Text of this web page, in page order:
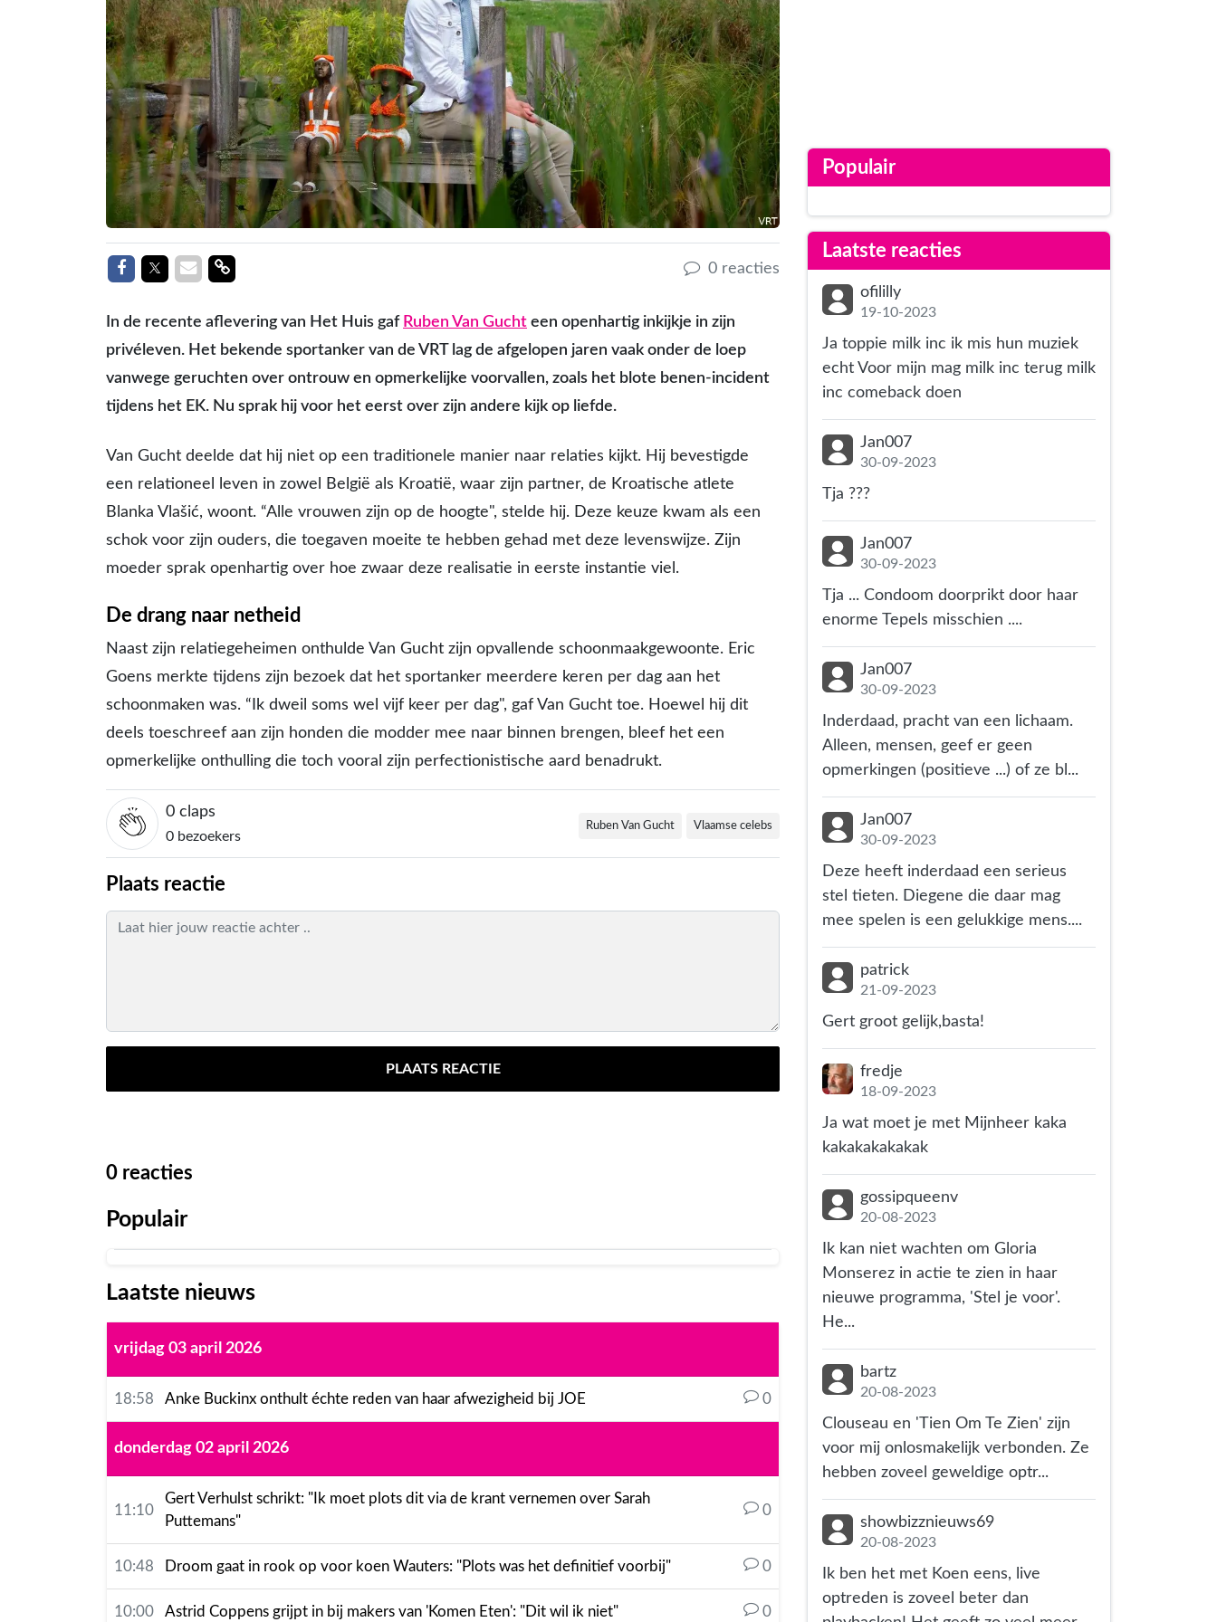
Delen op Facebook
Delen op Twitter
Delen via Mail
Delen link 0 reacties
In de recente aflevering van Het Huis gaf Ruben Van Gucht een openhartig inkijkje in zijn
privéleven. Het bekende sportanker van de VRT lag de afgelopen jaren vaak onder de loep
vanwege geruchten over ontrouw en opmerkelijke voorvallen, zoals het blote benen-incident
tijdens het EK. Nu sprak hij voor het eerst over zijn andere kijk op liefde.
Van Gucht deelde dat hij niet op een traditionele manier naar relaties kijkt. Hij bevestigde
een relationeel leven in zowel België als Kroatië, waar zijn partner, de Kroatische atlete
Blanka Vlašić, woont. “Alle vrouwen zijn op de hoogte", stelde hij. Deze keuze kwam als een
schok voor zijn ouders, die toegaven moeite te hebben gehad met deze levenswijze. Zijn
moeder sprak openhartig over hoe zwaar deze realisatie in eerste instantie viel.
De drang naar netheid
Naast zijn relatiegeheimen onthulde Van Gucht zijn opvallende schoonmaakgewoonte. Eric
Goens merkte tijdens zijn bezoek dat het sportanker meerdere keren per dag aan het
schoonmaken was. “Ik dweil soms wel vijf keer per dag", gaf Van Gucht toe. Hoewel hij dit
deels toeschreef aan zijn honden die modder mee naar binnen brengen, bleef het een
opmerkelijke onthulling die toch vooral zijn perfectionistische aard benadrukt.
0 claps
0 bezoekers
Ruben Van Gucht Vlaamse celebs
Plaats reactie
PLAATS REACTIE
0 reacties
Populair
Laatste nieuws
vrijdag 03 april 2026
18:58 Anke Buckinx onthult échte reden van haar afwezigheid bij JOE 0
donderdag 02 april 2026
11:10
Gert Verhulst schrikt: "Ik moet plots dit via de krant vernemen over Sarah
Puttemans"
0
10:48 Droom gaat in rook op voor koen Wauters: "Plots was het definitief voorbij" 0
10:00 Astrid Coppens grijpt in bij makers van 'Komen Eten': "Dit wil ik niet" 0
Populair
Laatste reacties
ofililly
19-10-2023
Ja toppie milk inc ik mis hun muziek
echt Voor mijn mag milk inc terug milk
inc comeback doen
Jan007
30-09-2023
Tja ???
Jan007
30-09-2023
Tja ... Condoom doorprikt door haar
enorme Tepels misschien ....
Jan007
30-09-2023
Inderdaad, pracht van een lichaam.
Alleen, mensen, geef er geen
opmerkingen (positieve ...) of ze bl...
Jan007
30-09-2023
Deze heeft inderdaad een serieus
stel tieten. Diegene die daar mag
mee spelen is een gelukkige mens....
patrick
21-09-2023
Gert groot gelijk,basta!
fredje
18-09-2023
Ja wat moet je met Mijnheer kaka
kakakakakakak
gossipqueenv
20-08-2023
Ik kan niet wachten om Gloria
Monserez in actie te zien in haar
nieuwe programma, 'Stel je voor'.
He...
bartz
20-08-2023
Clouseau en 'Tien Om Te Zien' zijn
voor mij onlosmakelijk verbonden. Ze
hebben zoveel geweldige optr...
showbizznieuws69
20-08-2023
Ik ben het met Koen eens, live
optreden is zoveel beter dan